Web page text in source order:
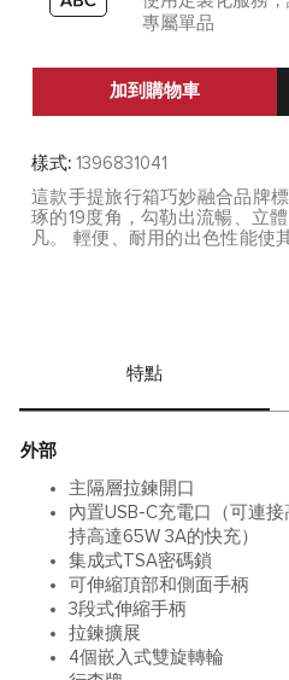
專屬單品
加到購物車
樣式: 1396831041
這款手提旅行箱巧妙融合品牌
琢的19度角，勾勒出流暢、立
凡。 輕便、耐用的出色性能使
特點
外部
主隔層拉鍊開口
內置USB-C充電口（可連
持高達65W 3A的快充）
集成式TSA密碼鎖
可伸縮頂部和側面手柄
3段式伸縮手柄
拉鍊擴展
4個嵌入式雙旋轉輪